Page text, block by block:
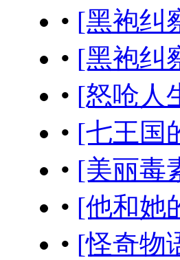
• [黑袍纠
• [黑袍纠
• [怒呛人
• [七王国
• [美丽毒
• [他和她
• [怪奇物